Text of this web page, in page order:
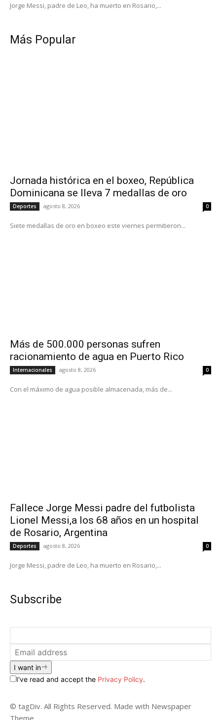
Jorge Messi, padre de Leo, ha muerto en Rosario,...
Más Popular
Jornada histórica en el boxeo, República
Dominicana se lleva 7 medallas de oro
Deportes agosto 8, 2026 0
Siete medallas de oro en boxeo este viernes permitieron...
Más de 500.000 personas sufren
racionamiento de agua en Puerto Rico
Internacionales agosto 8, 2026 0
Con el máximo de agua posible almacenada, más de...
Fallece Jorge Messi padre del futbolista
Lionel Messi,a los 68 años en un hospital
de Rosario, Argentina
Deportes agosto 8, 2026 0
Jorge Messi, padre de Leo, ha muerto en Rosario,...
Subscribe
I want in
I've read and accept the Privacy Policy.
© tagDiv. All Rights Reserved. Made with Newspaper
Theme.